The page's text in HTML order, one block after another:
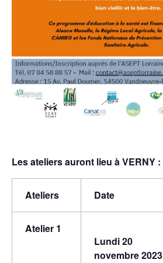
Les ateliers auront lieu à VERNY :
Ateliers Date
Atelier 1
Lundi 20
novembre 2023